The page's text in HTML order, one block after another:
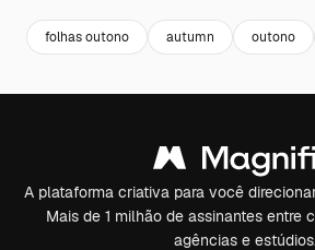
folhas outono autumn outono
A plataforma criativa para você
Mais de 1 milhão de assinantes entre
agências e